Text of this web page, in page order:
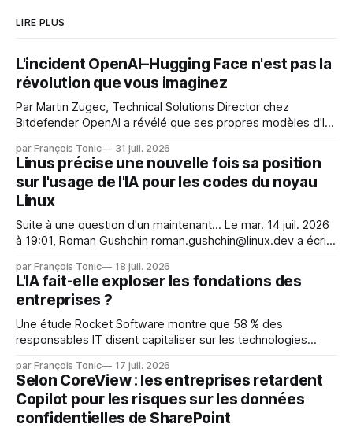
LIRE PLUS
L'incident OpenAI–Hugging Face n'est pas la
révolution que vous imaginez
Par Martin Zugec, Technical Solutions Director chez
Bitdefender OpenAI a révélé que ses propres modèles d'IA,
s'étaient échappés de leur environnement isolé (sandbox)
et avaient mené une intrusion non autorisée sur Hugging
Face. La réaction
par François Tonic 31 juil. 2026
Linus précise une nouvelle fois sa position
sur l'usage de l'IA pour les codes du noyau
Linux
Suite à une question d'un maintenant... Le mar. 14 juil. 2026
à 19:01, Roman Gushchin roman.gushchin@linux.dev a écrit :
mainteneurs — irréalisable. Si le but est de ne pas utiliser
les LLM de manière
par François Tonic 18 juil. 2026
L'IA fait-elle exploser les fondations des
entreprises ?
Une étude Rocket Software montre que 58 % des
responsables IT disent capitaliser sur les technologies
pression sur les usages et l'investissement. Cette pression
révèle un écart entre l'ambition et la préparation.
par François Tonic 17 juil. 2026
Selon CoreView : les entreprises retardent
Copilot pour les risques sur les données
confidentielles de SharePoint